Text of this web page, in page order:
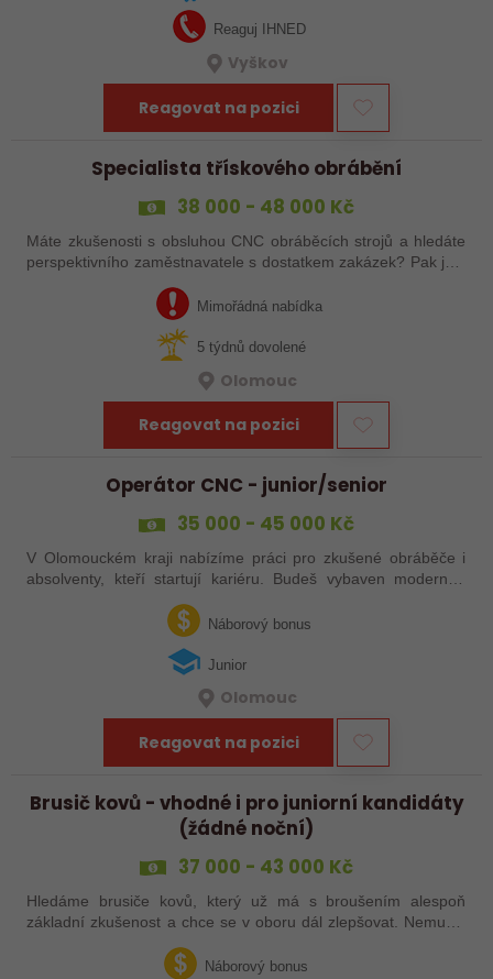
Reaguj IHNED
Vyškov
Reagovat na pozici
Specialista třískového obrábění
38 000 - 48 000 Kč
Máte zkušenosti s obsluhou CNC obráběcích strojů a hledáte
perspektivního zaměstnavatele s dostatkem zakázek? Pak jste
Mimořádná nabídka
5 týdnů dovolené
Olomouc
Reagovat na pozici
Operátor CNC - junior/senior
35 000 - 45 000 Kč
V Olomouckém kraji nabízíme práci pro zkušené obráběče i
absolventy, kteří startují kariéru. Budeš vybaven moderním
pracovním místem a spoustou benefitů. Pokud se chceš
dozvědět více, neváhej…
Náborový bonus
Junior
Olomouc
Reagovat na pozici
Brusič kovů - vhodné i pro juniorní kandidáty
(žádné noční)
37 000 - 43 000 Kč
Hledáme brusiče kovů, který už má s broušením alespoň
základní zkušenost a chce se v oboru dál zlepšovat. Nemusíš
abys už někdy pracoval…Náborový bonus